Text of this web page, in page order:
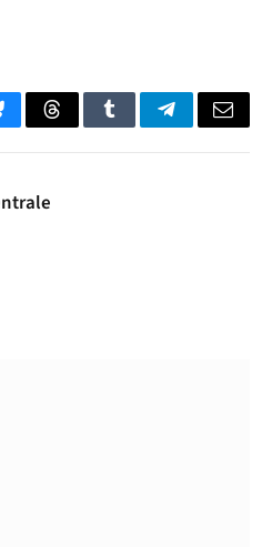
ThreadsTumblrTelegramEmail